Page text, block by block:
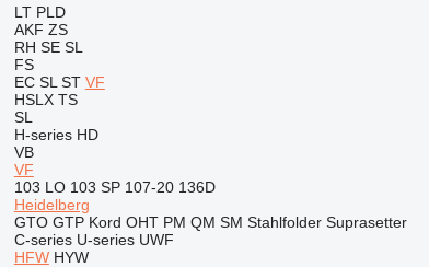
LT PLD
AKF ZS
RH SE SL
FS
EC SL ST VF
HSLX TS
SL
H-series HD
VB
VF
103 LO 103 SP 107-20 136D
Heidelberg
GTO GTP Kord OHT PM QM SM Stahlfolder Suprasetter
C-series U-series UWF
HFW HYW